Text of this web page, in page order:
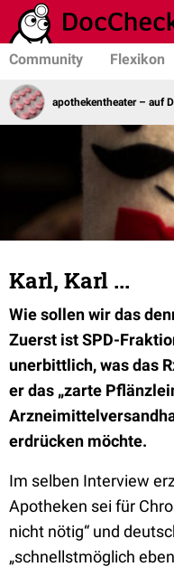
Community Flexikon
apothekentheater – auf
Karl, Karl ...
Wie sollen wir das
Zuerst ist SPD-
unerbittlich, was das
er das „zarte
erdrücken möchte.
Im selben Interview
Apotheken sei für
nicht nötig“ und
„schnellstmöglich